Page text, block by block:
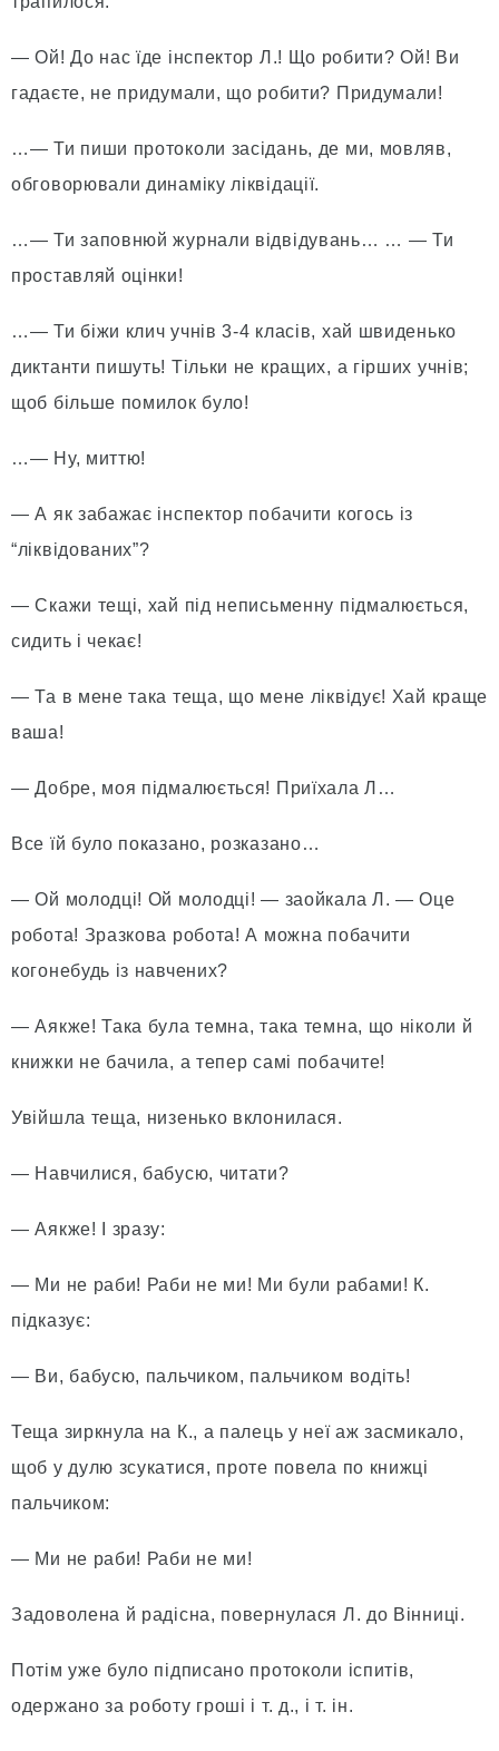
— Ой! До нас їде інспектор Л.! Що робити? Ой! Ви
гадаєте, не придумали, що робити? Придумали!
…— Ти пиши протоколи засідань, де ми, мовляв,
обговорювали динаміку ліквідації.
…— Ти заповнюй журнали відвідувань… … — Ти
проставляй оцінки!
…— Ти біжи клич учнів 3-4 класів, хай швиденько
диктанти пишуть! Тільки не кращих, а гірших учнів;
щоб більше помилок було!
…— Ну, миттю!
— А як забажає інспектор побачити когось із
“ліквідованих”?
— Скажи тещі, хай під неписьменну підмалюється,
сидить і чекає!
— Та в мене така теща, що мене ліквідує! Хай краще
ваша!
— Добре, моя підмалюється! Приїхала Л…
Все їй було показано, розказано…
— Ой молодці! Ой молодці! — заойкала Л. — Оце
робота! Зразкова робота! А можна побачити
когонебудь із навчених?
— Аякже! Така була темна, така темна, що ніколи й
книжки не бачила, а тепер самі побачите!
Увійшла теща, низенько вклонилася.
— Навчилися, бабусю, читати?
— Аякже! І зразу:
— Ми не раби! Раби не ми! Ми були рабами! К.
підказує:
— Ви, бабусю, пальчиком, пальчиком водіть!
Теща зиркнула на К., а палець у неї аж засмикало,
щоб у дулю зсукатися, проте повела по книжці
пальчиком:
— Ми не раби! Раби не ми!
Задоволена й радісна, повернулася Л. до Вінниці.
Потім уже було підписано протоколи іспитів,
одержано за роботу гроші і т. д., і т. ін.